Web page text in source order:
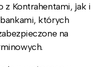
z Kontrahentami, jak i
których
na